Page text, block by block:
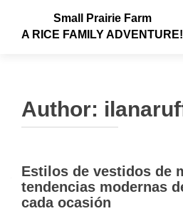
Small Prairie Farm
A RICE FAMILY ADVENTURE!
Author:
Estilos de vestidos de
tendencias modernas
cada ocasión